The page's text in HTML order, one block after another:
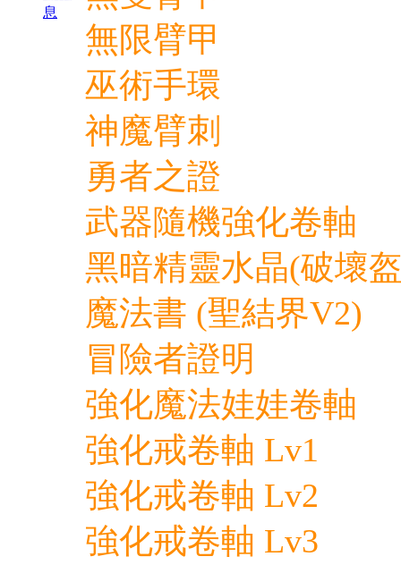
息
無限臂甲
巫術手環
神魔臂刺
勇者之證
武器隨機強化卷軸
黑暗精靈水晶(破壞
魔法書 (聖結界V2)
冒險者證明
強化魔法娃娃卷軸
強化戒卷軸 Lv1
強化戒卷軸 Lv2
強化戒卷軸 Lv3